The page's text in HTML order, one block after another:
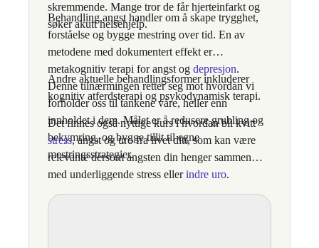
skremmende. Mange tror de får hjerteinfarkt og
søker akutt helsehjelp.
Behandling angst handler om å skape trygghet,
forståelse og bygge mestring over tid. En av
metodene med dokumentert effekt er
metakognitiv terapi for angst og depresjon.
Denne tilnærmingen retter seg mot hvordan vi
forholder oss til tankene våre, heller enn
innholdet i dem. Målet er å redusere grubling og
bekymring, og bygge tillit til egne
mestringsstrategier.
Andre aktuelle behandlingsformer inkluderer
kognitiv atferdsterapi og psykodynamisk terapi.
Det finnes også nyttige kurs i hvordan bli kvitt
stress, angst og uro fra livet ditt, som kan være
relevante dersom angsten din henger sammen
med underliggende stress ellerindre uro.